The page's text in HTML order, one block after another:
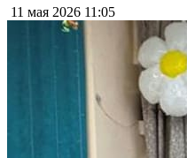
11 мая 2026 11:05